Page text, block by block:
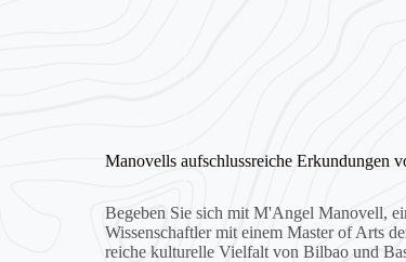
Manovells aufschlussreiche Erkundungen
Begeben Sie sich mit M'Angel Manovell,
Wissenschaftler mit einem Master of Arts
reiche kulturelle Vielfalt von Bilbao und